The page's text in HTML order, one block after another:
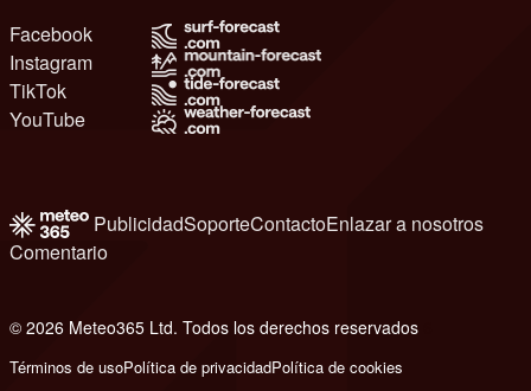
Facebook
Instagram
TikTok
YouTube
PublicidadSoporteContactoEnlazar a nosotros
Comentario
© 2026 Meteo365 Ltd. Todos los derechos reservados
Términos de usoPolítica de privacidadPolítica de cookies